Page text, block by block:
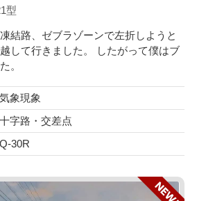
型
結路、ゼブラゾーンで左折しようと
して行きました。 したがって僕はブ
。
気象現象
十字路・交差点
Q-30R